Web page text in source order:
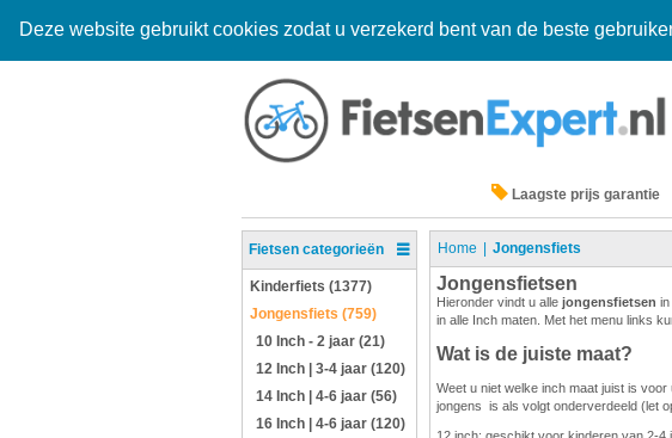
Deze website gebruikt cookies zodat u verzekerd bent van de beste
Laagste prijs garantie
Fietsen categorieën
Kinderfiets (1377)
Jongensfiets (759)
10 Inch - 2 jaar (21)
12 Inch | 3-4 jaar (120)
14 Inch | 4-6 jaar (56)
16 Inch | 4-6 jaar (120)
Home Jongensfiets
Jongensfietsen
Hieronder vindt u alle jongensfietsen
in alle Inch maten. Met het menu links
Wat is de juiste maat?
Weet u niet welke inch maat juist is
jongens is als volgt onderverdeeld (let